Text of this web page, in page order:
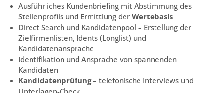
Ausführliches Kundenbriefing mit Abstimmung des
Stellenprofils und Ermittlung der Wertebasis
Direct Search und Kandidatenpool – Erstellung der
Zielfirmenlisten, Idents (Longlist) und
Kandidatenansprache
Identifikation und Ansprache von spannenden
Kandidaten
Kandidatenprüfung– telefonische Interviews und
Unterlagen-Check